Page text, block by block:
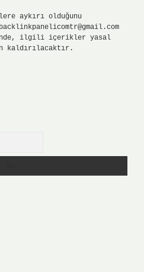
aykırı olduğunu
backlinkpanelicomtr@gmail.com
ilgili içerikler yasal
kaldırılacaktır.